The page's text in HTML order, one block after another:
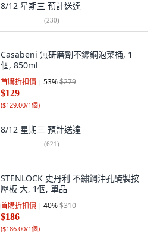
8/12 星期三 預計送達
(230)
Casabeni 無研磨劑不鏽鋼泡菜桶, 1
個, 850ml
首購折扣價 53%$279
$129
($129.00/1個)
8/12 星期三 預計送達
(621)
STENLOCK 史丹利 不鏽鋼沖孔醃製按
壓板 大, 1個, 單品
首購折扣價 40%$310
$186
($186.00/1個)